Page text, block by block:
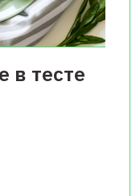
в тесте